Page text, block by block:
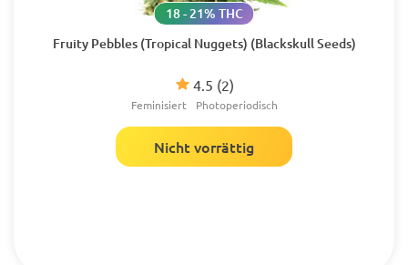
Fruity Pebbles (Tropical Nuggets) (Blackskull Seeds)
4.5 (2)
18 - 21% THC
Feminisiert Photoperiodisch
Nicht vorrättig